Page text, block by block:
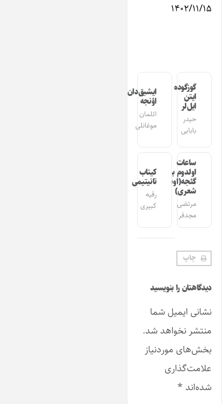
۱۴۰۲/۱۱/۱۵
گوزگوده
ایتن
ایل‌لر
حیدر
بابایی
ایشیق‌دان
اؤنجه
ائلمان
موغانلی
ساعات
اولدوم بیر
گئجه(اوشاق
شعری)
مرتضی
مجدفر
کیتاب
تانیتیمی
رقیه
کبیری
چاپ
دیدگاهتان را بنویسید
نشانی ایمیل شما
منتشر نخواهد شد.
بخش‌های موردنیاز
علامت‌گذاری
شده‌اند *